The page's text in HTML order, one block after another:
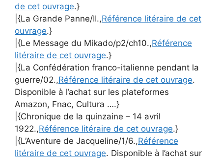
de cet ouvrage.}
|{La Grande Panne/II.,Référence litéraire de cet
ouvrage.}
|{Le Message du Mikado/p2/ch10.,Référence
litéraire de cet ouvrage.}
|{La Confédération franco-italienne pendant la
guerre/02.,Référence litéraire de cet ouvrage.
Disponible à l’achat sur les plateformes
Amazon, Fnac, Cultura ….}
|{Chronique de la quinzaine – 14 avril
1922.,Référence litéraire de cet ouvrage.}
|{L’Aventure de Jacqueline/1/6.,Référence
litéraire de cet ouvrage. Disponible à l’achat sur